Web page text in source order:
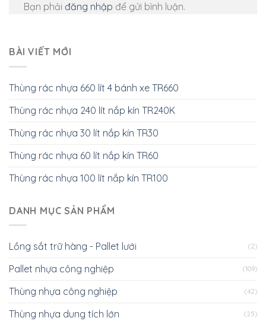
Bạn phải đăng nhập để gửi bình luận.
BÀI VIẾT MỚI
Thùng rác nhựa 660 lít 4 bánh xe TR660
Thùng rác nhựa 240 lít nắp kín TR240K
Thùng rác nhựa 30 lít nắp kín TR30
Thùng rác nhựa 60 lít nắp kín TR60
Thùng rác nhựa 100 lít nắp kín TR100
DANH MỤC SẢN PHẨM
Lồng sắt trữ hàng - Pallet lưới (2)
Pallet nhựa công nghiệp (109)
Thùng nhựa công nghiệp (42)
Thùng nhựa dung tích lớn (25)